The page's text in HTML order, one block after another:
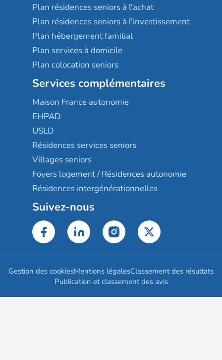
Plan résidences seniors à l'achat
Plan résidences seniors à l'investissement
Plan hébergement familial
Plan services à domicile
Plan colocation seniors
Services complémentaires
Maison France autonomie
EHPAD
USLD
Résidences services seniors
Villages seniors
Foyers logement / Résidences autonomie
Résidences intergénérationnelles
Suivez-nous
Gestion des cookiesMentions légalesClassement des résultats
Publication et classement des avis